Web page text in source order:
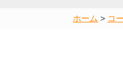
地図から検索
ホーム > コ